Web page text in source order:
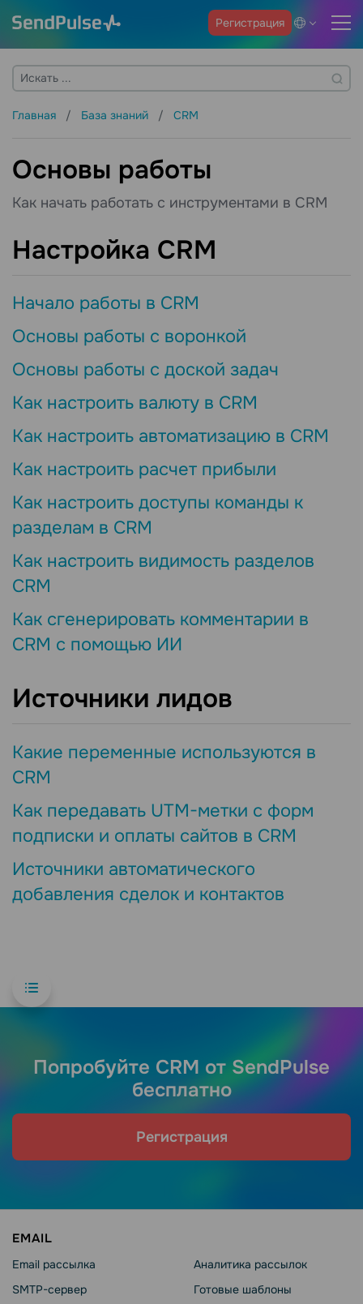
Регистрация
Главная База знаний CRM
Основы работы
Как начать работать с инструментами в CRM
Настройка CRM
Начало работы в CRM
Основы работы с воронкой
Основы работы с доской задач
Как настроить валюту в CRM
Как настроить автоматизацию в CRM
Как настроить расчет прибыли
Как настроить доступы команды к
разделам в CRM
Как настроить видимость разделов
CRM
Как сгенерировать комментарии в
CRM с помощью ИИ
Источники лидов
Какие переменные используются в
CRM
Как передавать UTM-метки с форм
подписки и оплаты сайтов в CRM
Источники автоматического
добавления сделок и контактов
Попробуйте CRM от SendPulse
бесплатно
Регистрация
EMAIL
Email рассылка
SMTP-сервер
Аналитика рассылок
Готовые шаблоны